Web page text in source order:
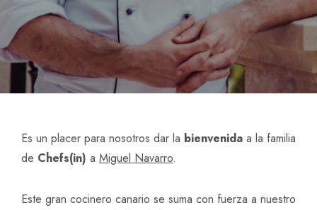
Es un placer para nosotros dar la bienvenida a la familia
de Chefs(in) a Miguel Navarro.
Este gran cocinero canario se suma con fuerza a nuestro